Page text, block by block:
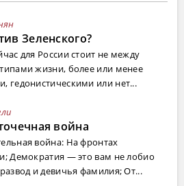
Зеленского?
для России стоит не между
жизни, более или менее
гедонистическими или нет...
война
война: На фронтах
Демократия — это вам не лобио
и девичья фамилия; От...